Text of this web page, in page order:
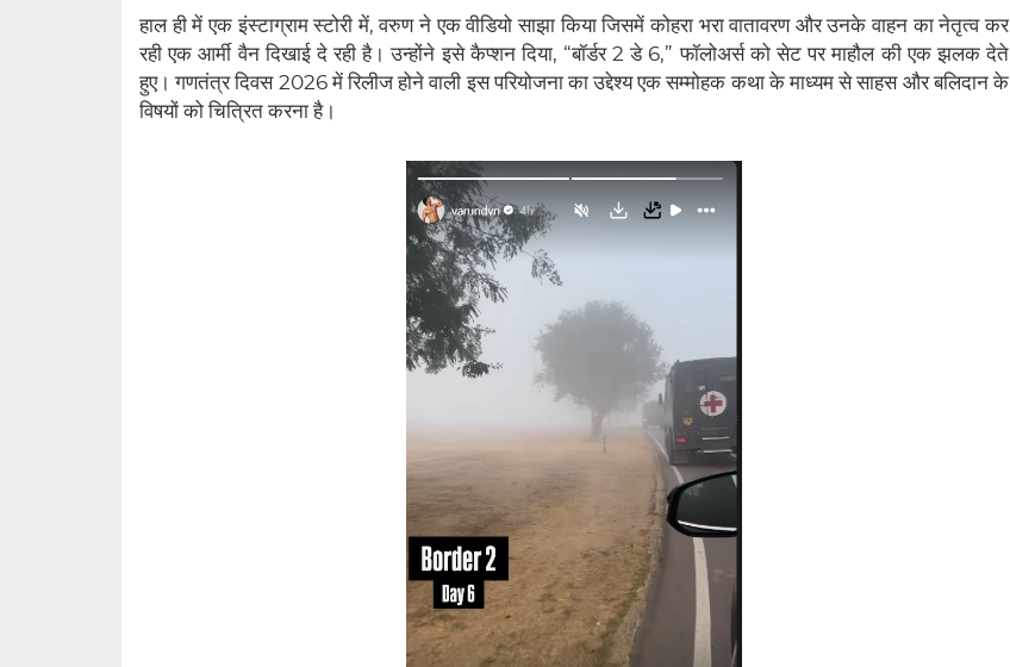
हाल ही में एक इंस्टाग्राम स्टोरी में, वरुण ने एक वीडियो साझा किया जिसमें कोहरा भरा वातावरण और उनके वाहन का नेतृत्व कर
रही एक आर्मी वैन दिखाई दे रही है। उन्होंने इसे कैप्शन दिया, “बॉर्डर 2 डे 6,” फॉलोअर्स को सेट पर माहौल की एक झलक देते
हुए। गणतंत्र दिवस 2026 में रिलीज होने वाली इस परियोजना का उद्देश्य एक सम्मोहक कथा के माध्यम से साहस और बलिदान के
विषयों को चित्रित करना है।